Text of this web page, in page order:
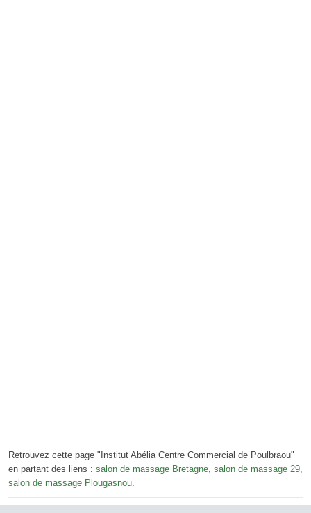
Retrouvez cette page "Institut Abélia Centre Commercial de Poulbraou"
en partant des liens : salon de massage Bretagne salon de massage 29
salon de massage Plougasnou